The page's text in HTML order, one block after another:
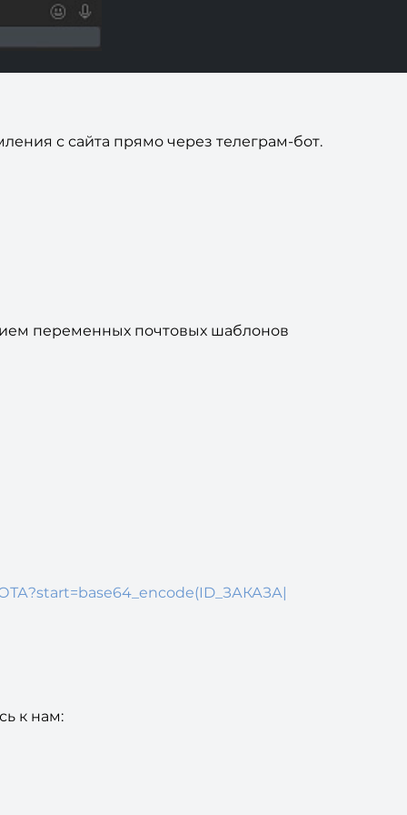
с сайта прямо через телеграм-бот.
переменных почтовых шаблонов
к нам: